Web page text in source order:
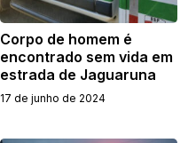
Corpo de homem é
encontrado sem vida em
estrada de Jaguaruna
17 de junho de 2024